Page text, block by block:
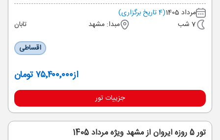
مرداد 1405
(4 تاریخ برگزاری)
7 شب
مبدا: مشهد
تابان
اقساطی
از۷۵٬۴۰۰٬۰۰۰ تومان
جزییات تور
تور 5 روزه ایروان از مشهد ویژه مرداد 1405